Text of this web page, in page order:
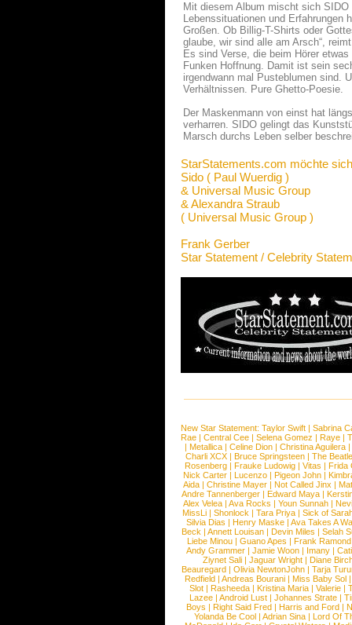
Mit diesem Album mischt sich
Lebenssituationen und Erfahrungen
Großen. Ob Billig-T-Shirts oder
glaube, wir sind alle am Arsch“,
Es sind Verse, die beim Hörer
Funken Hoffnung. Damit ist sein
irgendwann mal Pusteblumen sind.
Verhältnissen. Pure Ghetto-Poesie.
Der Maskenmann von einst hat
verharren. SIDO gelingt das
Marsch durchs Leben selber
StarStatements.com möchte
Sido ( Paul Wuerdig )
& Universal Music Group
& Alexandra Straub
( Universal Music Group )
Frank Gerber
Star Statement / Celebrity
New Star Statement: Taylor Swift | Sabrina
Rae |Central Cee |Selena Gomez |Raye |
| Metallica | Celine Dion | Christina Aguilera |
Charli XCX |Bruce Springsteen |The
Rosenberg | Frauke Ludowig | Vitas | Frida
Nick Carter | Lucenzo | Pigeon John |
Aida |Christine Mayer |Not Called Jinx |
Andre Tannenberger | Edward Maya |
Alex Velea | Ava Rocks | Youn Sunnah |
MissLi | Shonlock | Tara Priya | Sick of
Silvia Dias |Henry Maske |Ava Takes A
Beck |Annett Louisan |Devin Miles |Selah
Liebe Minou |Guano Apes |Frank Ramond
Andy Grammer |Jamie Woon | Imany |
Ziynet Sali |Jaguar Wright |Diane
Beauregard |Olivia NewtonJohn |Tarja
Redfield | Andreas Bourani | Miss Baby Sol
Slot | Rasheeda | Kristina Maria | Valerie |
Lazee | Android Lust | Johannes Strate |
Boys | Right Said Fred | Harris and Ford |
Yolanda Be Cool |Adrian Sina |Lord Of